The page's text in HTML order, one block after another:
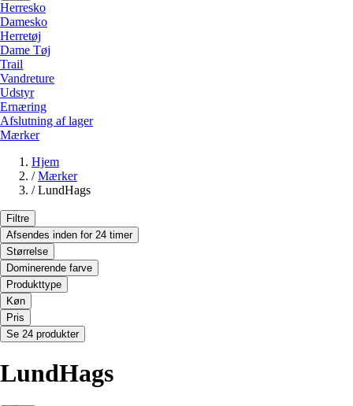
Herresko
Damesko
Herretøj
Dame Tøj
Trail
Vandreture
Udstyr
Ernæring
Afslutning af lager
Mærker
Hjem
/ Mærker
/ LundHags
Filtre
Afsendes inden for 24 timer
Størrelse
Dominerende farve
Produkttype
Køn
Pris
Se 24 produkter
LundHags